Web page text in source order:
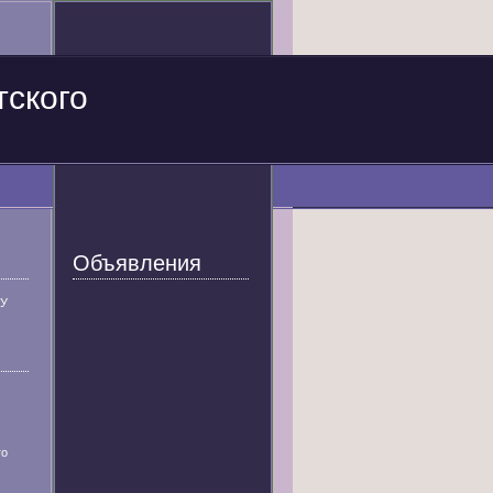
Объявления